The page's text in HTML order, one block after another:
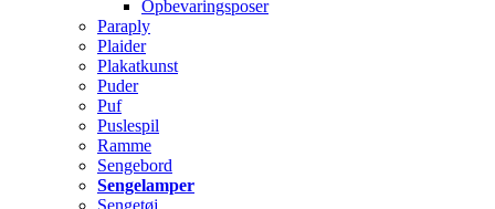
Opbevaringsposer
Paraply
Plaider
Plakatkunst
Puder
Puf
Puslespil
Ramme
Sengebord
Sengelamper
Sengetøj